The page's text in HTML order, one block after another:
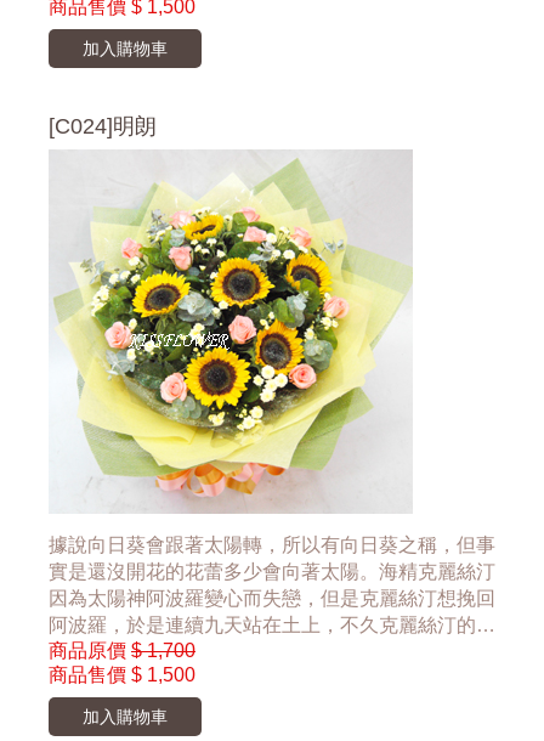
商品售價 $ 1,500
加入購物車
[C024]明朗
據說向日葵會跟著太陽轉，所以有向日葵之稱，但事
實是還沒開花的花蕾多少會向著太陽。海精克麗絲汀
因為太陽神阿波羅變心而失戀，但是克麗絲汀想挽回
阿波羅，於是連續九天站在土上，不久克麗絲汀的身
體生根變成花，克麗絲汀的形貌雖變，但心還是不
變，所以到現...
商品原價 $ 1,700
商品售價 $ 1,500
加入購物車